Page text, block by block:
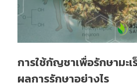
การใช้กัญชาเพื่อรักษามะเ
ผลการรักษาอย่างไร